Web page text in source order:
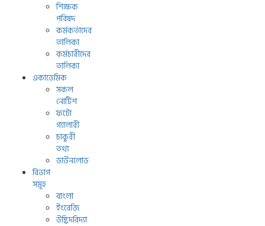
শিক্ষক
পরিষদ
কর্মকর্তাদের
তালিকা
কর্মচারীদের
তালিকা
একাডেমিক
সকল
নোটিশ
ফটো
গ্যালারী
চাকুরী
তথ্য
ডাউনলোড
বিভাগ
সমূহ
বাংলা
ইংরেজি
উদ্ভিদবিদ্যা